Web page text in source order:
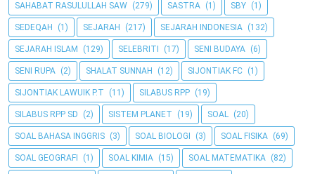
SAHABAT RASULULLAH SAW (279) SASTRA (1) SBY (1)
SEDEQAH (1) SEJARAH (217) SEJARAH INDONESIA (132)
SEJARAH ISLAM (129) SELEBRITI (17) SENI BUDAYA (6)
SENI RUPA (2) SHALAT SUNNAH (12) SIJONTIAK FC (1)
SIJONTIAK LAWUIK P.T (11) SILABUS RPP (19)
SILABUS RPP SD (2) SISTEM PLANET (19) SOAL (20)
SOAL BAHASA INGGRIS (3) SOAL BIOLOGI (3) SOAL FISIKA (69)
SOAL GEOGRAFI (1) SOAL KIMIA (15) SOAL MATEMATIKA (82)